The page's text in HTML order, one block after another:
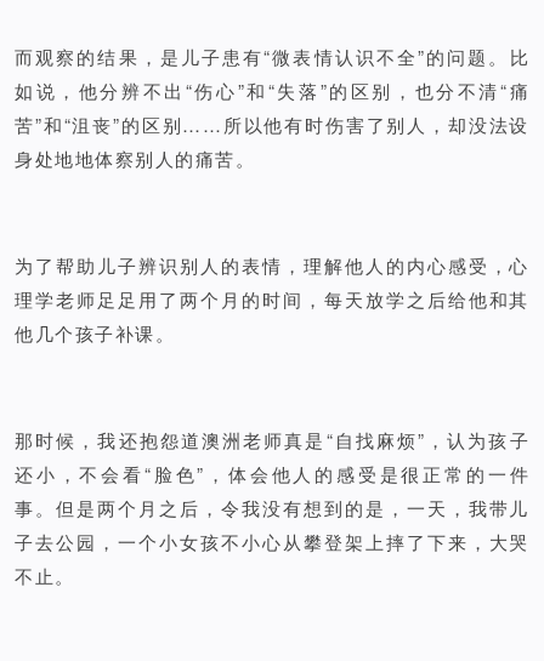
而观察的结果，是儿子患有“微表情认识不全”的问题。比
如说，他分辨不出“伤心”和“失落”的区别，也分不清“痛
苦”和“沮丧”的区别……所以他有时伤害了别人，却没法设
身处地地体察别人的痛苦。
为了帮助儿子辨识别人的表情，理解他人的内心感受，心
理学老师足足用了两个月的时间，每天放学之后给他和其
他几个孩子补课。
那时候，我还抱怨道澳洲老师真是“自找麻烦”，认为孩子
还小，不会看“脸色”，体会他人的感受是很正常的一件
事。但是两个月之后，令我没有想到的是，一天，我带儿
子去公园，一个小女孩不小心从攀登架上摔了下来，大哭
不止。